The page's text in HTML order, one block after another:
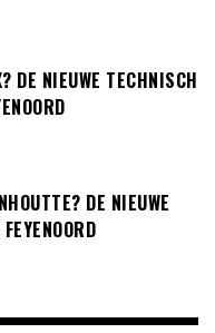
DE NIEUWE TECHNISCH
DE NIEUWE